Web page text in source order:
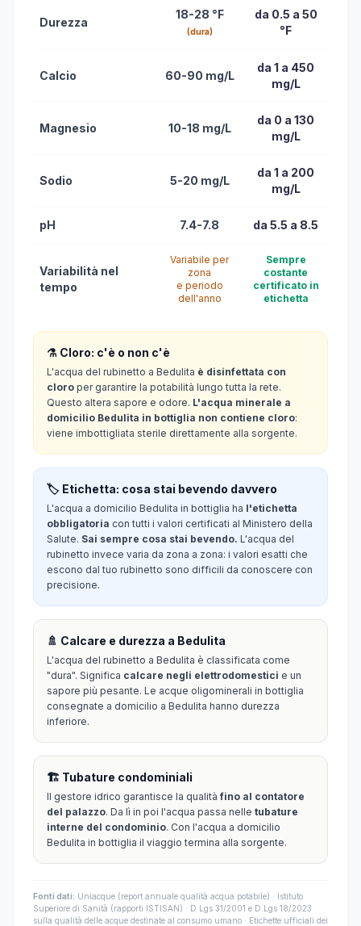
Durezza
18-28 °F
(dura)
da 0.5 a 50
°F
Calcio 60-90 mg/L
da 1 a 450
mg/L
Magnesio 10-18 mg/L
da 0 a 130
mg/L
Sodio 5-20 mg/L
da 1 a 200
mg/L
pH 7.4-7.8 da 5.5 a 8.5
Variabilità nel
tempo
Variabile per
zona
e periodo
dell'anno
Sempre
costante
certificato in
etichetta
⚗️ Cloro: c'è o non c'è
L'acqua del rubinetto a Bedulita è disinfettata con
cloro per garantire la potabilità lungo tutta la rete.
Questo altera sapore e odore. L'acqua minerale a
domicilio Bedulita in bottiglia non contiene cloro:
viene imbottigliata sterile direttamente alla sorgente.
🏷️ Etichetta: cosa stai bevendo davvero
L'acqua a domicilio Bedulita in bottiglia ha l'etichetta
obbligatoria con tutti i valori certificati al Ministero della
Salute. Sai sempre cosa stai bevendo. L'acqua del
rubinetto invece varia da zona a zona: i valori esatti che
escono dal tuo rubinetto sono difficili da conoscere con
precisione.
🚿 Calcare e durezza a Bedulita
L'acqua del rubinetto a Bedulita è classificata come
"dura". Significa calcare negli elettrodomestici e un
sapore più pesante. Le acque oligominerali in bottiglia
consegnate a domicilio a Bedulita hanno durezza
inferiore.
🏗️ Tubature condominiali
Il gestore idrico garantisce la qualitàfino al contatore
del palazzo. Da lì in poi l'acqua passa nelle tubature
interne del condominio. Con l'acqua a domicilio
Bedulita in bottiglia il viaggio termina alla sorgente.
Fonti dati: Uniacque (report annuale qualità acqua potabile) · Istituto
Superiore di Sanità (rapporti ISTISAN) · D.Lgs 31/2001 e D.Lgs 18/2023
sulla qualità delle acque destinate al consumo umano · Etichette ufficiali dei